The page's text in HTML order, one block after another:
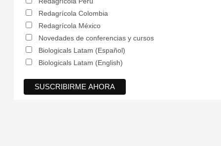
Redagrícola Colombia
Redagrícola México
Novedades de conferencias y cursos
Biologicals Latam (Español)
Biologicals Latam (English)